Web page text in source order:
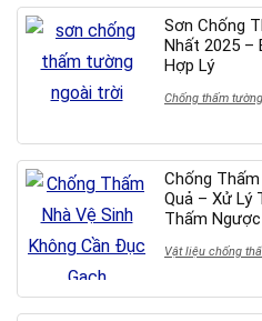
Sơn Chống
Nhất 2025 –
Hợp Lý
Chống thấm tường
Chống
Quả – Xử Lý
Thấm Ngược
Vật liệu chống